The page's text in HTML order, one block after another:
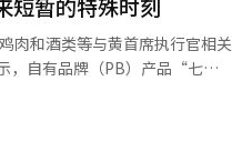
教育共生合作基金'。各教育局
地区照护基础设施等方面。 此
'财政平滑系统'，在税收繁荣
呈现出来。小时候看到的时候
候看到的那种感觉呈现出来。剧
他们看到时能说‘我们也是那
多美这个角色，不仅是三角形
致代表性减弱，而全国加盟商
肉和酒类等与黄首席执行官相关
，自有品牌（PB）产品“七十
销售的原因是6月5日在首尔